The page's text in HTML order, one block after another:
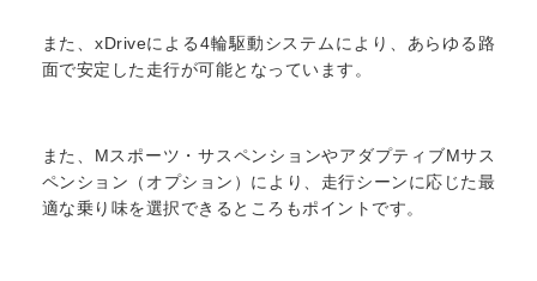
また、xDriveによる4輪駆動システムにより、あらゆる路
面で安定した走行が可能となっています。
また、Mスポーツ・サスペンションやアダプティブMサス
ペンション（オプション）により、走行シーンに応じた最
適な乗り味を選択できるところもポイントです。